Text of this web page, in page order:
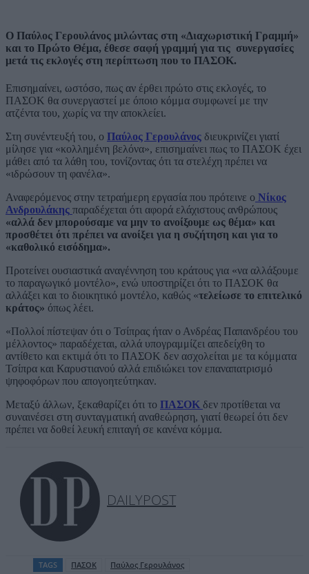
Ο Παύλος Γερουλάνος μιλώντας στη «Διαχωριστική Γραμμή»
και το Πρώτο Θέμα, έθεσε σαφή γραμμή για τις συνεργασίες
μετά τις εκλογές στη περίπτωση που το ΠΑΣΟΚ.
Επισημαίνει, ωστόσο, πως αν έρθει πρώτο στις εκλογές, το
ΠΑΣΟΚ θα συνεργαστεί με όποιο κόμμα συμφωνεί με την
ατζέντα του, χωρίς να την αποκλείει.
Στη συνέντευξή του, ο Παύλος Γερουλάνος διευκρινίζει γιατί
μίλησε για «κολλημένη βελόνα», επισημαίνει πως το ΠΑΣΟΚ έχει
μάθει από τα λάθη του, τονίζοντας ότι τα στελέχη πρέπει να
«ιδρώσουν τη φανέλα».
Αναφερόμενος στην τετραήμερη εργασία που πρότεινε ο Νίκος
Ανδρουλάκης παραδέχεται ότι αφορά ελάχιστους ανθρώπους
«αλλά δεν μπορούσαμε να μην το ανοίξουμε ως θέμα» και
προσθέτει ότι πρέπει να ανοίξει για η συζήτηση και για το
«καθολικό εισόδημα».
Προτείνει ουσιαστικά αναγέννηση του κράτους για «να αλλάξουμε
το παραγωγικό μοντέλο», ενώ υποστηρίζει ότι το ΠΑΣΟΚ θα
αλλάξει και το διοικητικό μοντέλο, καθώς «τελείωσε το επιτελικό
κράτος» όπως λέει.
«Πολλοί πίστεψαν ότι ο Τσίπρας ήταν ο Ανδρέας Παπανδρέου του
μέλλοντος» παραδέχεται, αλλά υπογραμμίζει απεδείχθη το
αντίθετο και εκτιμά ότι το ΠΑΣΟΚ δεν ασχολείται με τα κόμματα
Τσίπρα και Καρυστιανού αλλά επιδιώκει τον επαναπατρισμό
ψηφοφόρων που απογοητεύτηκαν.
Μεταξύ άλλων, ξεκαθαρίζει ότι το ΠΑΣΟΚ δεν προτίθεται να
συναινέσει στη συνταγματική αναθεώρηση, γιατί θεωρεί ότι δεν
πρέπει να δοθεί λευκή επιταγή σε κανένα κόμμα.
DAILYPOST
TAGS ΠΑΣΟΚ Παύλος Γερουλάνος